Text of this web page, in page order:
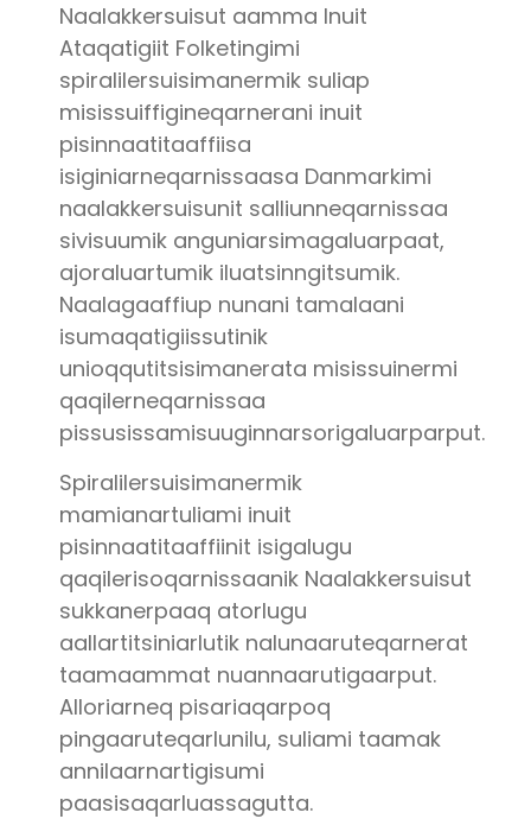
Naalakkersuisut aamma Inuit
Ataqatigiit Folketingimi
spiralilersuisimanermik suliap
misissuiffigineqarnerani inuit
pisinnaatitaaffiisa
isiginiarneqarnissaasa Danmarkimi
naalakkersuisunit salliunneqarnissaa
sivisuumik anguniarsimagaluarpaat,
ajoraluartumik iluatsinngitsumik.
Naalagaaffiup nunani tamalaani
isumaqatigiissutinik
unioqqutitsisimanerata misissuinermi
qaqilerneqarnissaa
pissusissamisuuginnarsorigaluarparput.
Spiralilersuisimanermik
mamianartuliami inuit
pisinnaatitaaffiinit isigalugu
qaqilerisoqarnissaanik Naalakkersuisut
sukkanerpaaq atorlugu
aallartitsiniarlutik nalunaaruteqarnerat
taamaammat nuannaarutigaarput.
Alloriarneq pisariaqarpoq
pingaaruteqarlunilu, suliami taamak
annilaarnartigisumi
paasisaqarluassagutta.